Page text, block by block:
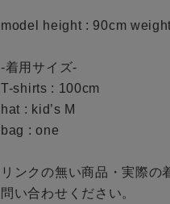
model height : 90cm
-着用サイズ-
T-shirts : 100cm
hat : kid’s M
bag : one
リンクの無い商品・実際の
問い合わせください。